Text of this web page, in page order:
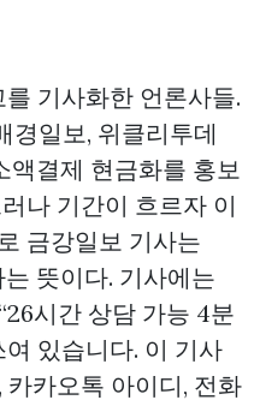
기사화한 언론사들.
경일보, 위클리투데
액결제 현금화를 홍보
나 기간이 흐르자 이
금강일보 기사는
뜻이다. 기사에는
시간 상담 가능 4분
있습니다. 이 기사
카오톡 아이디, 전화